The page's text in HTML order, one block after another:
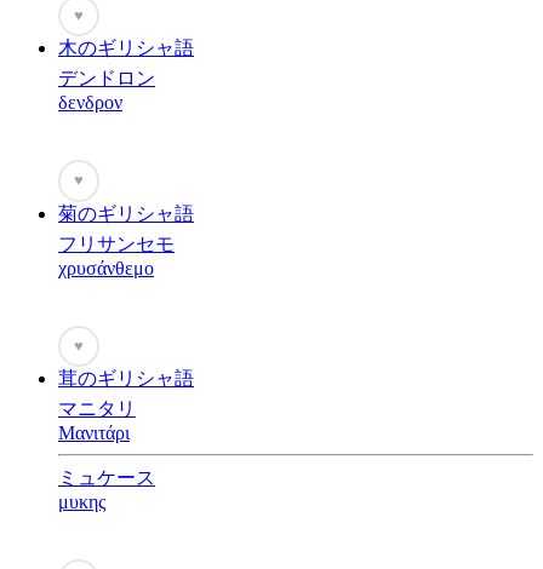
♥
木のギリシャ語
デンドロン
δενδρον
♥
菊のギリシャ語
フリサンセモ
χρυσάνθεμο
♥
茸のギリシャ語
マニタリ
Μανιτάρι
ミュケース
μυκης